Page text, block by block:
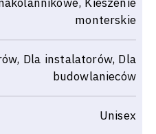
monterskie
Dla instalatorów, Dla
budowlanieców
Unisex